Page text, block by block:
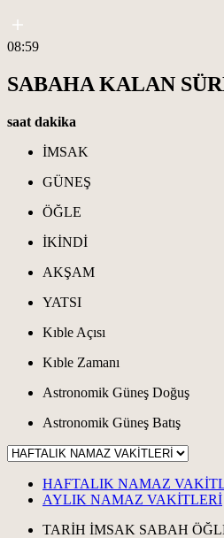
08:59
SABAHA KALAN
saat dakika
İMSAK
GÜNEŞ
ÖĞLE
İKİNDİ
AKŞAM
YATSI
Kıble Açısı
Kıble Zamanı
Astronomik Güneş Doğuş
Astronomik Güneş Batış
HAFTALIK NAMAZ
AYLIK NAMAZ VAKİTLERİ
TARİH İMSAK SABAH